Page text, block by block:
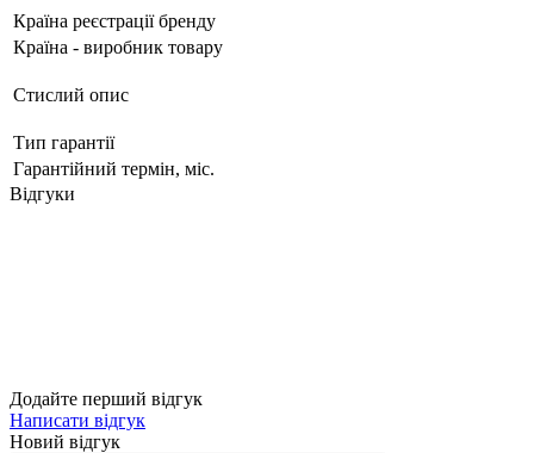
Країна реєстрації бренду
Країна - виробник товару
Стислий опис
Тип гарантії
Гарантійний термін, міс.
Відгуки
Додайте перший відгук
Написати відгук
Новий відгук